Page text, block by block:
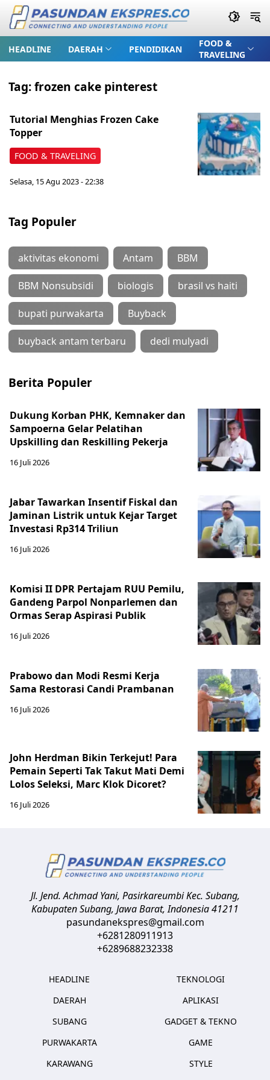
HEADLINE DAERAH PENDIDIKAN
FOOD &
TRAVELING
Tag:frozen cake pinterest
FOOD & TRAVELING
Tutorial Menghias Frozen Cake
Topper
Selasa, 15 Agu 2023 - 22:38
Tag Populer
aktivitas ekonomi Antam BBM
BBM Nonsubsidi biologis brasil vs haiti
bupati purwakarta Buyback
buyback antam terbaru dedi mulyadi
Berita Populer
Dukung Korban PHK, Kemnaker dan
Sampoerna Gelar Pelatihan
Upskilling dan Reskilling Pekerja
16 Juli 2026
Jabar Tawarkan Insentif Fiskal dan
Jaminan Listrik untuk Kejar Target
Investasi Rp314 Triliun
16 Juli 2026
Komisi II DPR Pertajam RUU Pemilu,
Gandeng Parpol Nonparlemen dan
Ormas Serap Aspirasi Publik
16 Juli 2026
Prabowo dan Modi Resmi Kerja
Sama Restorasi Candi Prambanan
16 Juli 2026
John Herdman Bikin Terkejut! Para
Pemain Seperti Tak Takut Mati Demi
Lolos Seleksi, Marc Klok Dicoret?
16 Juli 2026
Jl. Jend. Achmad Yani, Pasirkareumbi Kec. Subang,
Kabupaten Subang, Jawa Barat,Indonesia41211
pasundanekspres@gmail.com
+6281280911913
+6289688232338
HEADLINE
DAERAH
SUBANG
PURWAKARTA
KARAWANG
TEKNOLOGI
APLIKASI
GADGET & TEKNO
GAME
STYLE